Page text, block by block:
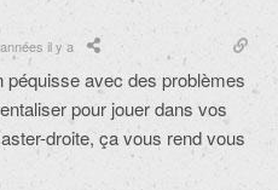
il y a
péquisse avec des problèmes
pour jouer dans vos
droite, ça vous rend vous